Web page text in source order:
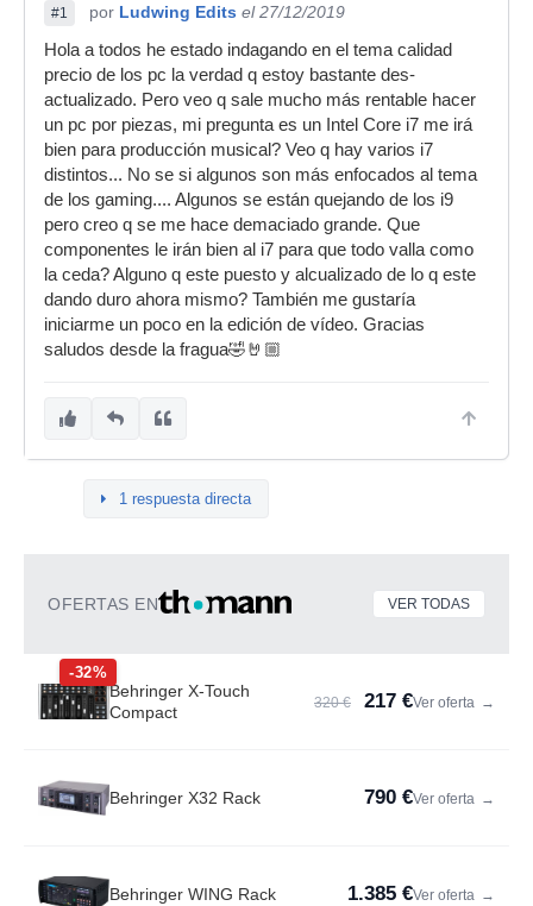
#1 por Ludwing Edits el 27/12/2019
Hola a todos he estado indagando en el tema calidad
precio de los pc la verdad q estoy bastante des-
actualizado. Pero veo q sale mucho más rentable hacer
un pc por piezas, mi pregunta es un Intel Core i7 me irá
bien para producción musical? Veo q hay varios i7
distintos... No se si algunos son más enfocados al tema
de los gaming.... Algunos se están quejando de los i9
pero creo q se me hace demaciado grande. Que
componentes le irán bien al i7 para que todo valla como
la ceda? Alguno q este puesto y alcualizado de lo q este
dando duro ahora mismo? También me gustaría
iniciarme un poco en la edición de vídeo. Gracias
saludos desde la fragua🤣🤘🏼
1 respuesta directa
OFERTAS EN VER TODAS
-32%
Behringer X-Touch
Compact
320 € 217 €Ver oferta →
Behringer X32 Rack 790 €Ver oferta →
Behringer WING Rack 1.385 €Ver oferta →